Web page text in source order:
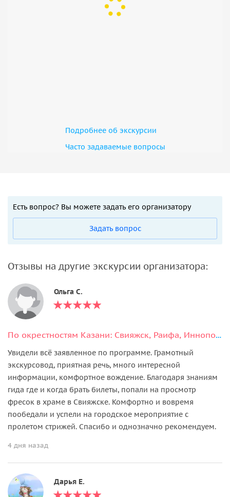
Подробнее об экскурсии
Часто задаваемые вопросы
Есть вопрос? Вы можете задать его организатору
Задать вопрос
Отзывы на другие экскурсии организатора:
Ольга С.
По окрестностям Казани: Свияжск, Раифа, Иннополис и Вселенский храм
Увидели всё заявленное по программе. Грамотный
экскурсовод, приятная речь, много интересной
информации, комфортное вождение. Благодаря знаниям
гида где и когда брать билеты, попали на просмотр
фресок в храме в Свияжске. Комфортно и вовремя
пообедали и успели на городское мероприятие с
пролетом стрижей. Спасибо и однозначно рекомендуем.
4 дня назад
Дарья Е.